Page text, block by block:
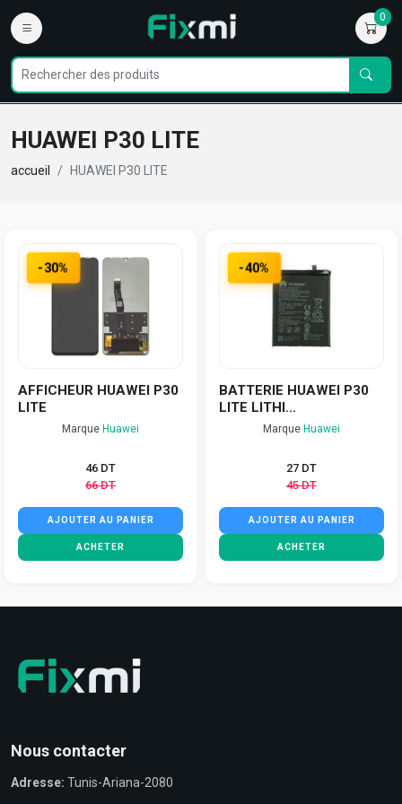
0
HUAWEI P30 LITE
accueil HUAWEI P30 LITE
-30%
AFFICHEUR HUAWEI P30
LITE
Marque Huawei
46 DT
66 DT
AJOUTER AU PANIER
ACHETER
-40%
BATTERIE HUAWEI P30
LITE LITHI...
Marque Huawei
27 DT
45 DT
AJOUTER AU PANIER
ACHETER
Nous contacter
Adresse: Tunis-Ariana-2080